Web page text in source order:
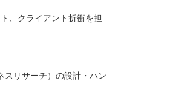
、クライアント折衝を担
リサーチ）の設計・ハン